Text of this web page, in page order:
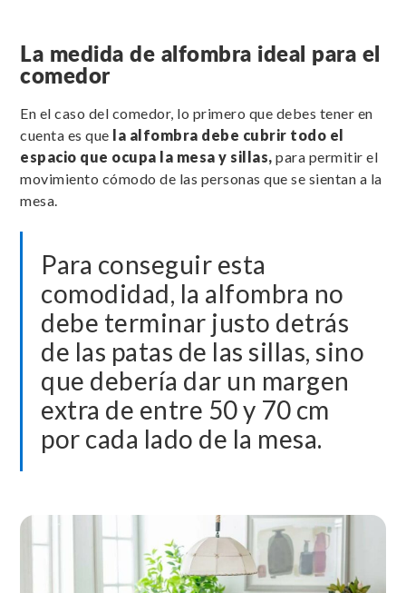
La medida de alfombra ideal para el
comedor
En el caso del comedor, lo primero que debes tener en
cuenta es que la alfombra debe cubrir todo el
espacio que ocupa la mesa y sillas,para permitir el
movimiento cómodo de las personas que se sientan a la
mesa.
Para conseguir esta
comodidad, la alfombra no
debe terminar justo detrás
de las patas de las sillas, sino
que debería dar un margen
extra de entre 50 y 70 cm
por cada lado de la mesa.